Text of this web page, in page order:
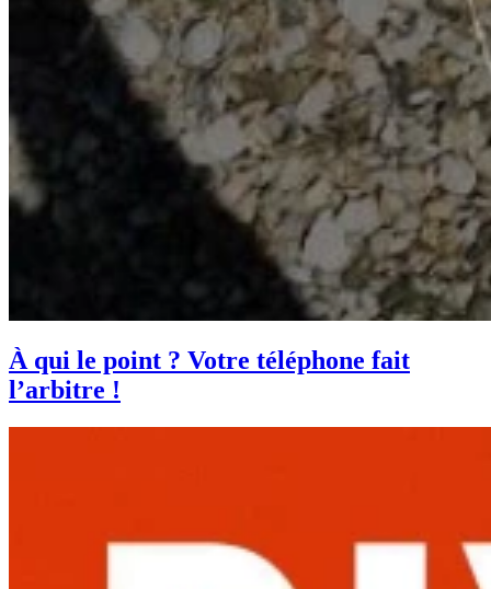
À qui le point ? Votre téléphone fait
l’arbitre !